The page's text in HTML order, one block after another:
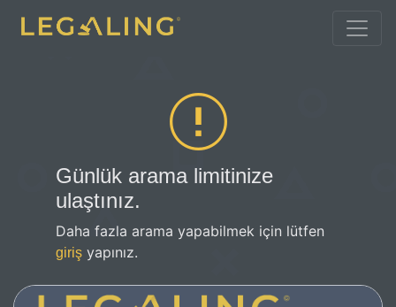
Günlük arama limitinize
ulaştınız.
Daha fazla arama yapabilmek için lütfen
giriş yapınız.